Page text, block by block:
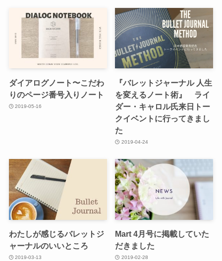
ダイアログノート〜こだわ
りのページ番号入りノート
2019-05-16
『バレットジャーナル 人生
を変えるノート術』 ライ
ダー・キャロル氏来日トー
クイベントに行ってきまし
た
2019-04-24
わたしが感じるバレットジ
ャーナルのいいところ
2019-03-13
Mart 4月号に掲載していた
だきました
2019-02-28